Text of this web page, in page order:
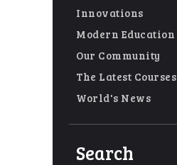
Innovations
Modern Education
Our Community
The Latest Courses
World's News
Search